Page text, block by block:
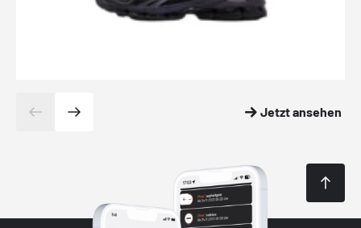
Jetzt ansehen